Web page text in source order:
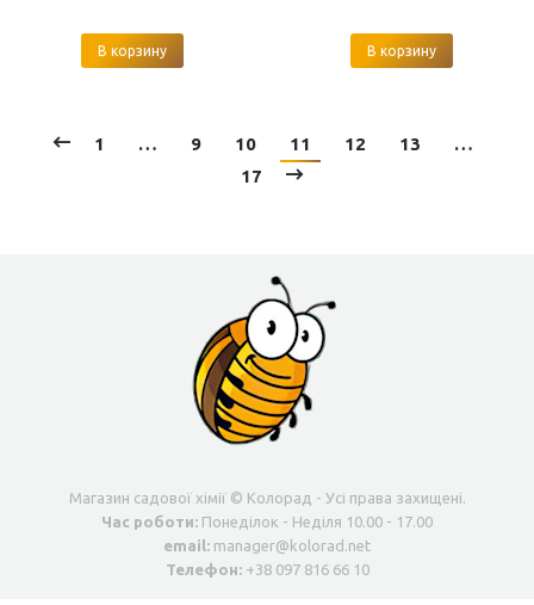
В корзину В корзину
1 … 9 10 11 12 13
…
17
Магазин садової хімії © Колорад - Усі права захищені.
Час роботи: Понеділок - Неділя 10.00 - 17.00
email: manager@kolorad.net
Телефон:+38 097 816 66 10